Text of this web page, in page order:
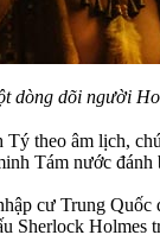
dòng dõi người
theo âm lịch,
Tám nước
cư Trung